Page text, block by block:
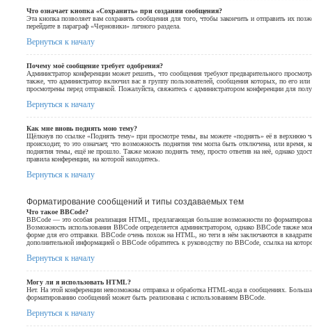
Что означает кнопка «Сохранить» при создании сообщения?
Эта кнопка позволяет вам сохранять сообщения для того, чтобы закончить и отправить их
перейдите в параграф «Черновики» личного раздела.
Вернуться к началу
Почему моё сообщение требует одобрения?
Администратор конференции может решить, что сообщения требуют предварительного
также, что администратор включил вас в группу пользователей, сообщения которых, по его
просмотрены перед отправкой. Пожалуйста, свяжитесь с администратором конференции для
Вернуться к началу
Как мне вновь поднять мою тему?
Щёлкнув по ссылке «Поднять тему» при просмотре темы, вы можете «поднять» её в верхнюю
происходит, то это означает, что возможность поднятия тем могла быть отключена, или время,
поднятия темы, ещё не прошло. Также можно поднять тему, просто ответив на неё, однако
правила конференции, на которой находитесь.
Вернуться к началу
Форматирование сообщений и типы создаваемых тем
Что такое BBCode?
BBCode — это особая реализация HTML, предлагающая большие возможности по
Возможность использования BBCode определяется администратором, однако BBCode также
форме для его отправки. BBCode очень похож на HTML, но теги в нём заключаются в
дополнительной информацией о BBCode обратитесь к руководству по BBCode, ссылка на
Вернуться к началу
Могу ли я использовать HTML?
Нет. На этой конференции невозможны отправка и обработка HTML-кода в сообщениях.
форматированию сообщений может быть реализована с использованием BBCode.
Вернуться к началу